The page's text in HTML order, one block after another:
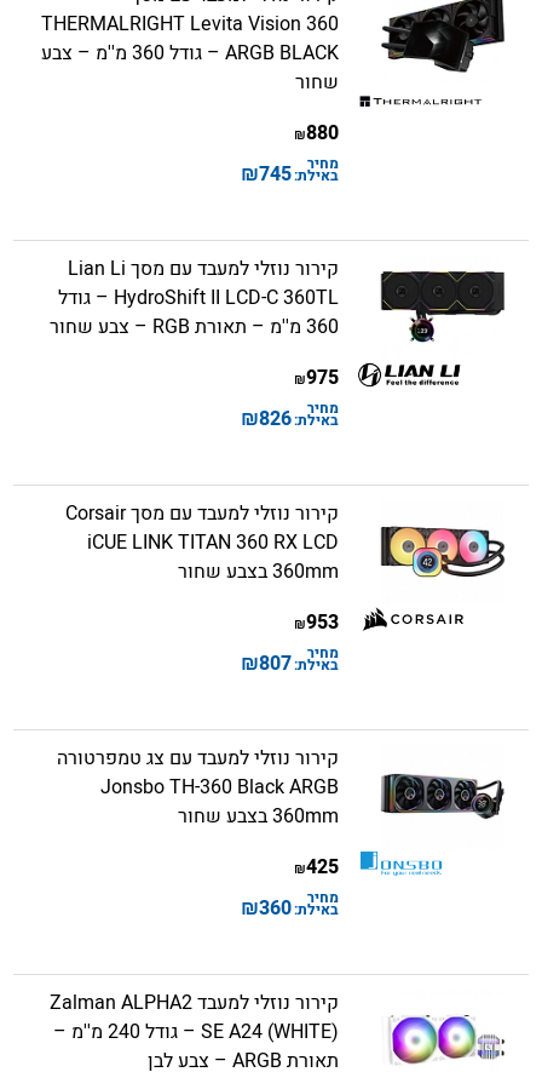
THERMALRIGHT Levita Vision 360
ARGB BLACK – גודל 360 מ''מ – צבע
שחור
880
₪
מחיר
באילת:745
₪
קירור נוזלי למעבד עם מסך Lian Li
HydroShift II LCD-C 360TL – גודל
360 מ''מ – תאורת RGB – צבע שחור
975
₪
מחיר
באילת:826
₪
קירור נוזלי למעבד עם מסך Corsair
iCUE LINK TITAN 360 RX LCD
360mm בצבע שחור
953
₪
מחיר
באילת:807
₪
קירור נוזלי למעבד עם צג טמפרטורה
Jonsbo TH-360 Black ARGB
360mm בצבע שחור
425
₪
מחיר
באילת:360
₪
קירור נוזלי למעבד Zalman ALPHA2
SE A24 (WHITE) – גודל 240 מ''מ –
תאורת ARGB – צבע לבן